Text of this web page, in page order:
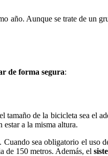
año. Aunque se trate de un
de forma segura:
tamaño de la bicicleta sea el
a la misma altura.
Cuando sea obligatorio el uso
de 150 metros. Además, el